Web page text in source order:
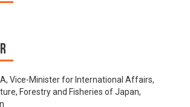
Vice-Minister for International Affairs,
Forestry and Fisheries of Japan,